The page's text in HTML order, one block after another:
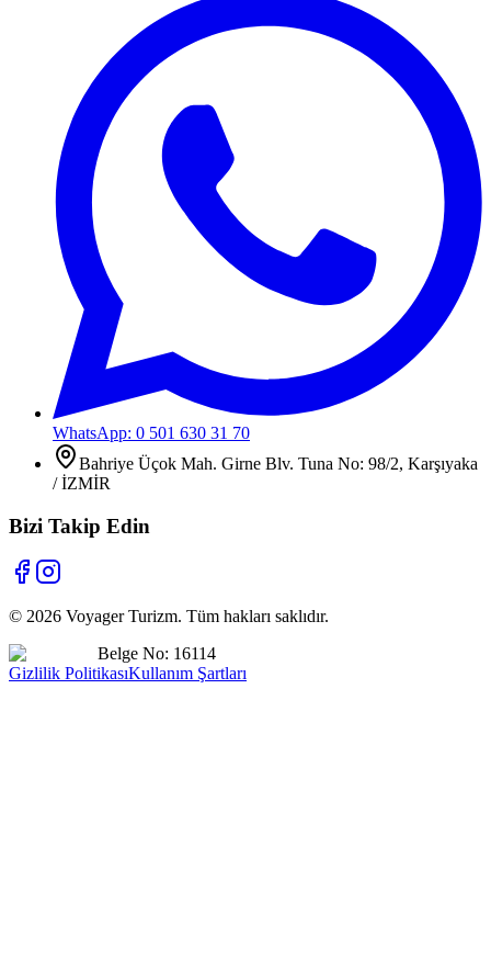
WhatsApp: 0 501 630 31 70
Bahriye Üçok Mah. Girne Blv. Tuna No: 98/2, Karşıyaka
/ İZMİR
Bizi Takip Edin
© 2026 Voyager Turizm. Tüm hakları saklıdır.
Belge No: 16114
Gizlilik PolitikasıKullanım Şartları